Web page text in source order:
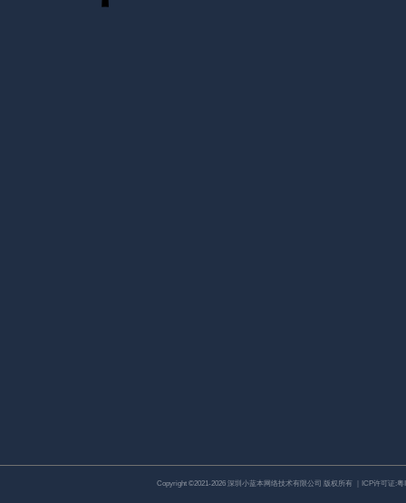
Copyright ©2021-2026 深圳小蓝本网络技术有限公司 版权所有 ｜ICP许可证:粤